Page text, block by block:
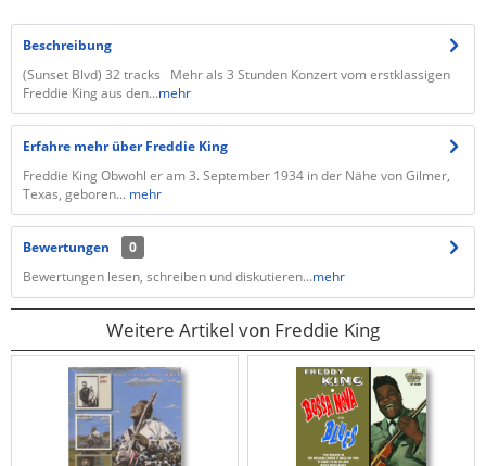
Beschreibung
(Sunset Blvd) 32 tracks Mehr als 3 Stunden Konzert vom erstklassigen
Freddie King aus den...mehr
Erfahre mehr über Freddie King
Freddie King Obwohl er am 3. September 1934 in der Nähe von Gilmer,
Texas, geboren... mehr
Bewertungen
0
Bewertungen lesen, schreiben und diskutieren...mehr
Weitere Artikel von Freddie King